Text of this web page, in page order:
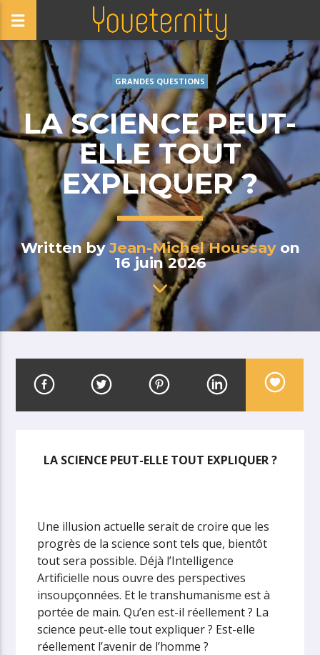
GRANDES QUESTIONS
LA SCIENCE PEUT-
ELLE TOUT
EXPLIQUER ?
Written byJean-Michel Houssayon
16 juin 2026
LA SCIENCE PEUT-ELLE TOUT EXPLIQUER ?
Une illusion actuelle serait de croire que les
progrès de la science sont tels que, bientôt
tout sera possible. Déjà l’Intelligence
Artificielle nous ouvre des perspectives
insoupçonnées. Et le transhumanisme est à
portée de main. Qu’en est-il réellement ? La
science peut-elle tout expliquer ? Est-elle
réellement l’avenir de l’homme ?